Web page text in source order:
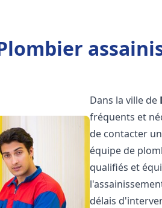
Dans la ville de
fréquents et
de contacter
équipe de
qualifiés et
délais